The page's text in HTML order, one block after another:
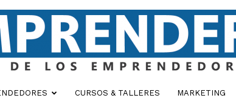
CURSOS & TALLERES MARKETING